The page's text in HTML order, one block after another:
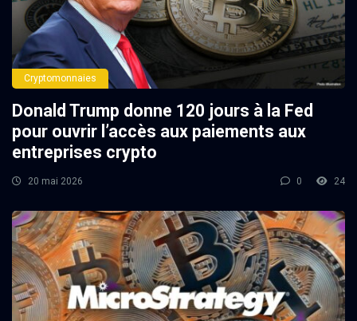
Cryptomonnaies
Donald Trump donne 120 jours à la Fed
pour ouvrir l’accès aux paiements aux
entreprises crypto
20 mai 2026 0 24